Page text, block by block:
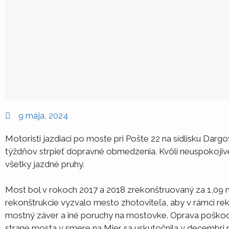
9 mája, 2024
Motoristi jazdiaci po moste pri Pošte 22 na sídlisku
týždňov strpieť dopravné obmedzenia. Kvôli
všetky jazdné pruhy.
Most bol v rokoch 2017 a 2018 zrekonštruovaný za 1,09
rekonštrukcie vyzvalo mesto zhotoviteľa, aby v rámci
mostný záver a iné poruchy na mostovke. Oprava